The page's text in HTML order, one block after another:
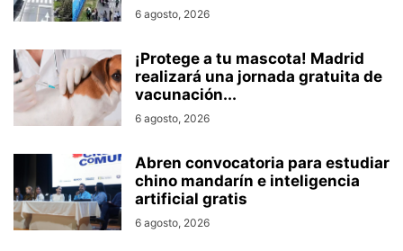
6 agosto, 2026
¡Protege a tu mascota! Madrid
realizará una jornada gratuita de
vacunación...
6 agosto, 2026
Abren convocatoria para estudiar
chino mandarín e inteligencia
artificial gratis
6 agosto, 2026